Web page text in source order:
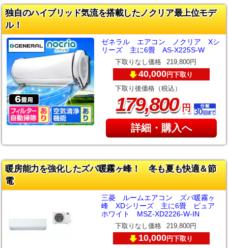
独自のハイブリッド気流を搭載したノクリア最上位モデ
ル！
ゼネラル エアコン ノクリア Xシ
リーズ 主に6畳 AS-X225S-W
下取りなし価格 219,800円
40,000円下取り
下取り後価格（税込）
179,800円
詳細・購入へ
暖房能力を強化したズバ暖霧ヶ峰！ 冬も夏も快適＆節
電
三菱 ルームエアコン ズバ暖霧ヶ
峰 XDシリーズ 主に6畳 ピュア
ホワイト MSZ-XD2226-W-IN
下取りなし価格 219,800円
10,000円下取り